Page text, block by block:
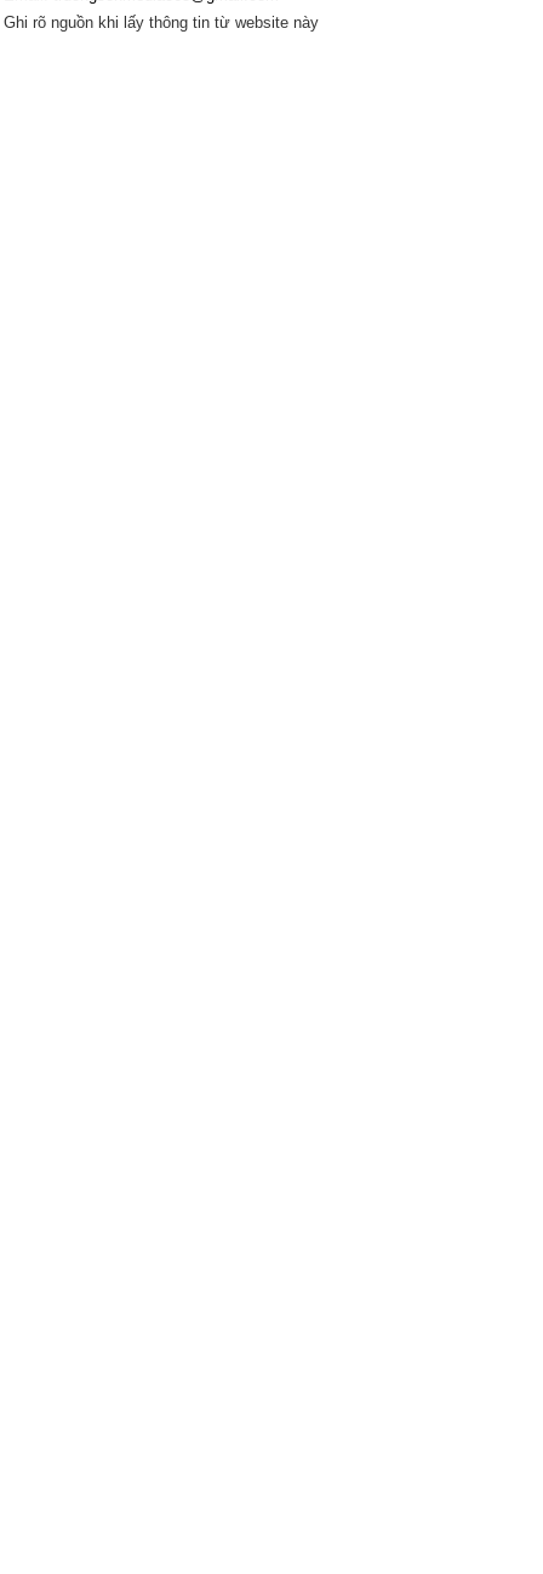
Ghi rõ nguồn khi lấy thông tin từ website này